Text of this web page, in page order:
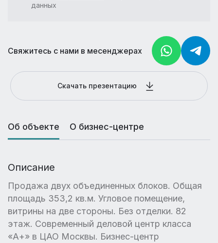
данных
Свяжитесь с нами в месенджерах
Скачать презентацию
Об объекте О бизнес-центре
Описание
Продажа двух объединенных блоков. Общая
площадь 353,2 кв.м. Угловое помещение,
витрины на две стороны. Без отделки. 82
этаж. Современный деловой центр класса
«А+» в ЦАО Москвы. Бизнес-центр